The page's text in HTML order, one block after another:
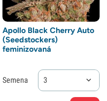
Apollo Black Cherry Auto
(Seedstockers)
feminizovaná
Semena 3